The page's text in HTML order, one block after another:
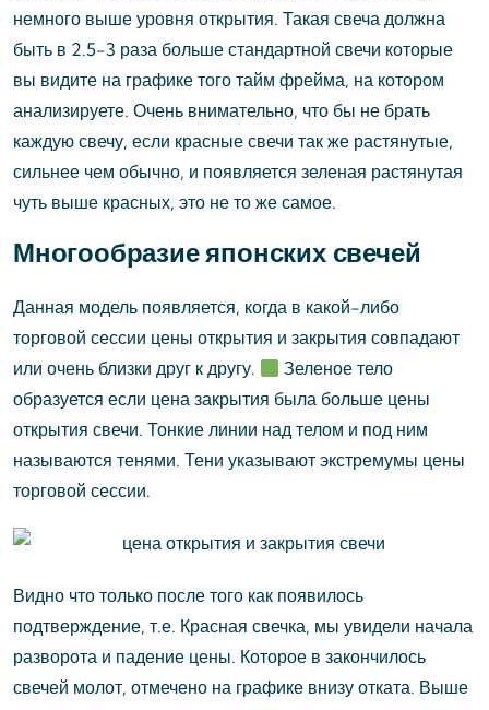
немного выше уровня открытия. Такая свеча должна
быть в 2.5-3 раза больше стандартной свечи которые
вы видите на графике того тайм фрейма, на котором
анализируете. Очень внимательно, что бы не брать
каждую свечу, если красные свечи так же растянутые,
сильнее чем обычно, и появляется зеленая растянутая
чуть выше красных, это не то же самое.
Многообразие японских свечей
Данная модель появляется, когда в какой-либо
торговой сессии цены открытия и закрытия совпадают
или очень близки друг к другу.
Зеленое тело
образуется если цена закрытия была больше цены
открытия свечи. Тонкие линии над телом и под ним
называются тенями. Тени указывают экстремумы цены
торговой сессии.
Видно что только после того как появилось
подтверждение, т.е. Красная свечка, мы увидели начала
разворота и падение цены. Которое в закончилось
свечей молот, отмечено на графике внизу отката. Выше